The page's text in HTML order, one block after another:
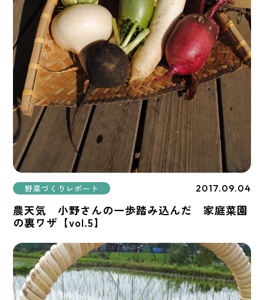
野菜づくりレポート 2017.09.04
農天気 小野さんの一歩踏み込んだ 家庭菜園
の裏ワザ【vol.5】